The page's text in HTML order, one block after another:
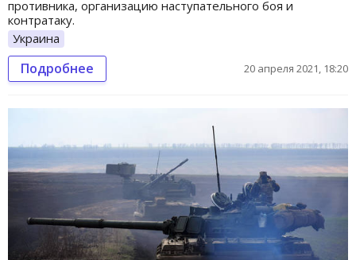
противника, организацию наступательного боя и
контратаку.
Украина
Подробнее 20 апреля 2021, 18:20